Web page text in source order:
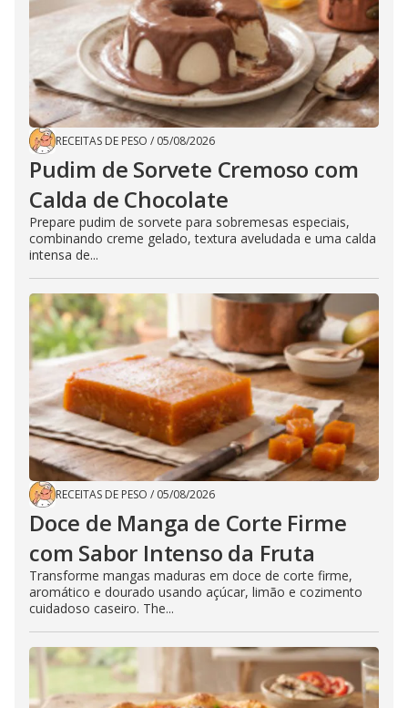
RECEITAS DE PESO / 05/08/2026
Pudim de Sorvete Cremoso com
Calda de Chocolate
Prepare pudim de sorvete para sobremesas especiais,
combinando creme gelado, textura aveludada e uma calda
intensa de...
RECEITAS DE PESO / 05/08/2026
Doce de Manga de Corte Firme
com Sabor Intenso da Fruta
Transforme mangas maduras em doce de corte firme,
aromático e dourado usando açúcar, limão e cozimento
cuidadoso caseiro. The...